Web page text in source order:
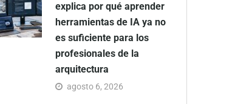
explica por qué aprender
herramientas de IA ya no
es suficiente para los
profesionales de la
arquitectura
agosto 6, 2026